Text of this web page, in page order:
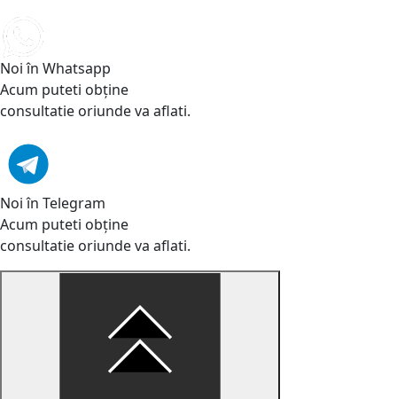
Noi în Whatsapp
Acum puteti obține
consultatie oriunde va aflati.
Noi în Telegram
Acum puteti obține
consultatie oriunde va aflati.